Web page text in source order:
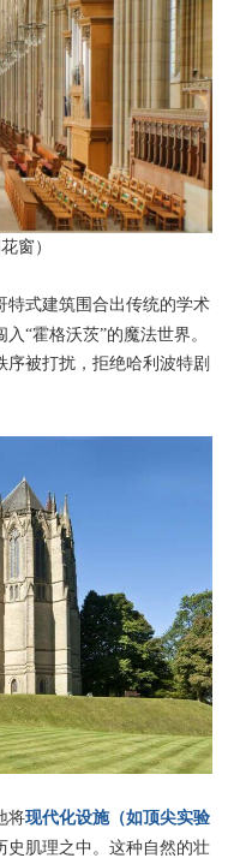
窗）
特式建筑围合出传统的学术
入“霍格沃茨”的魔法世界。
被打扰，拒绝哈利波特剧
将现代化设施（如顶尖实验
史肌理之中。这种自然的壮